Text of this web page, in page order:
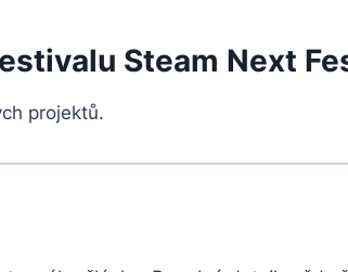
Steam Next
projektů.